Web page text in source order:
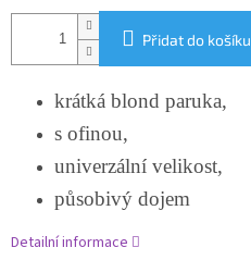
Přidat do košíku
krátká blond paruka,
s ofinou,
univerzální velikost,
působivý dojem
Detailní informace